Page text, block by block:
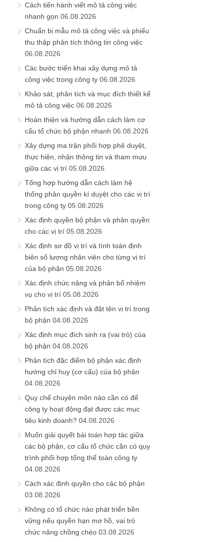
Cách tiến hành viết mô tả công việc
nhanh gọn 06.08.2026
Chuẩn bị mẫu mô tả công việc và phiếu
thu thập phân tích thông tin công việc
06.08.2026
Các bước triển khai xây dựng mô tả
công việc trong công ty 06.08.2026
Khảo sát, phân tích và mục đích thiết kế
mô tả công việc 06.08.2026
Hoàn thiện và hướng dẫn cách làm cơ
cấu tổ chức bộ phận nhanh 06.08.2026
Xây dựng ma trận phối hợp phê duyệt,
thực hiện, nhận thông tin và tham mưu
giữa các vị trí 05.08.2026
Tổng hợp hướng dẫn cách làm hệ
thống phân quyền kí duyệt cho các vị trí
trong công ty 05.08.2026
Xác định quyền bộ phận và phân quyền
cho các vị trí 05.08.2026
Xác định sơ đồ vị trí và tính toán định
biên số lượng nhân viên cho từng vị trí
của bộ phận 05.08.2026
Xác định chức năng và phân bổ nhiệm
vụ cho vị trí 05.08.2026
Phân tích xác định và đặt tên vị trí trong
bộ phận 04.08.2026
Xác định mục đích sinh ra (vai trò) của
bộ phận 04.08.2026
Phân tích đặc điểm bộ phận xác định
hướng chỉ huy (cơ cấu) của bộ phận
04.08.2026
Quy chế chuyên môn nào cần có để
công ty hoạt động đạt được các mục
tiêu kinh doanh? 04.08.2026
Muốn giải quyết bài toán hợp tác giữa
các bộ phận, cơ cấu tổ chức cần có quy
trình phối hợp tổng thể toàn công ty
04.08.2026
Cách xác định quyền cho các bộ phận
03.08.2026
Không có tổ chức nào phát triển bền
vững nếu quyền hạn mơ hồ, vai trò
chức năng chồng chéo 03.08.2026